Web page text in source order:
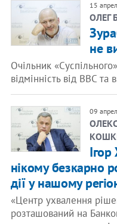
15
ОЛЕГ
не
Очільник
відмінність від BBC та
09
нікому безкарно
дії у нашому
«Центр ухвалення
розташований на